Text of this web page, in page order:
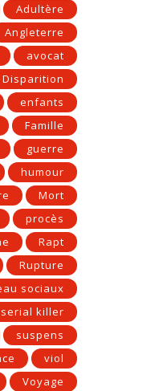
Adultère
Angleterre
avocat
Disparition
enfants
Famille
guerre
humour
Mort
procès
Rapt
Rupture
sociaux
serial killer
suspens
viol
Voyage